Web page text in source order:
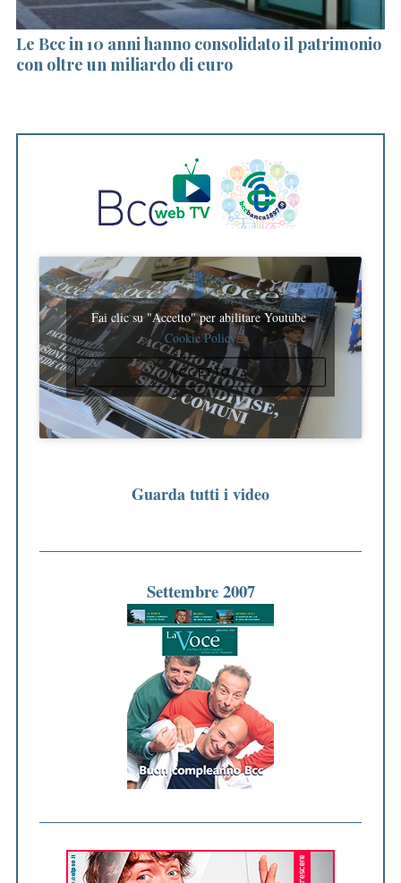
Le Bcc in 10 anni hanno consolidato il patrimonio
con oltre un miliardo di euro
Fai clic su "Accetto" per abilitare Youtube
Cookie Policy
ACCETTO
Guarda tutti i video
Settembre 2007